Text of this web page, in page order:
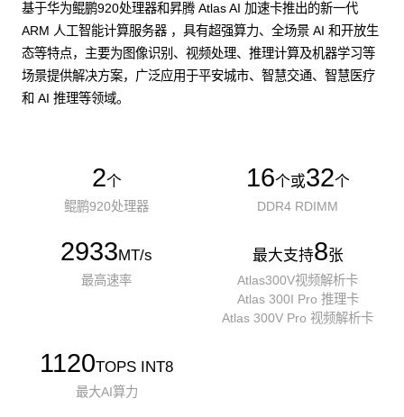
基于华为鲲鹏920处理器和昇腾 Atlas AI 加速卡推出的新一代
ARM 人工智能计算服务器 ，具有超强算力、全场景 AI 和开放生
态等特点，主要为图像识别、视频处理、推理计算及机器学习等
场景提供解决方案，广泛应用于平安城市、智慧交通、智慧医疗
和 AI 推理等领域。
2个
鲲鹏920处理器
16个或32个
DDR4 RDIMM
2933MT/s
最高速率
最大支持8张
Atlas300V视频解析卡
Atlas 300I Pro 推理卡
Atlas 300V Pro 视频解析卡
1120TOPS INT8
最大AI算力